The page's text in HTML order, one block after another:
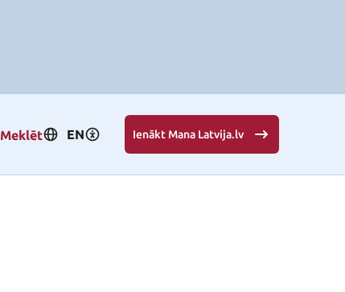
Meklēt EN Ienākt Mana Latvija.lv